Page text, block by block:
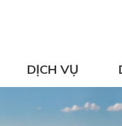
DỊCH VỤ